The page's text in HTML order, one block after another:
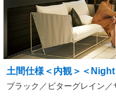
土間仕様＜内観＞＜
ブラック／ビターグレイン